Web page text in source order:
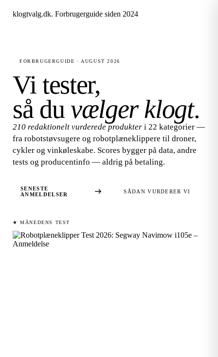
klogtvalg.dk. Forbrugerguide siden 2024
FORBRUGERGUIDE · AUGUST 2026
Vi tester,
så du vælger klogt.
210 redaktionelt vurderede produkter i 22 kategorier —
fra robotstøvsugere og robotplæneklippere til droner,
cykler og vinkøleskabe. Scores bygger på data, andre
tests og producentinfo — aldrig på betaling.
SENESTE
ANMELDELSER
SÅDAN VURDERER VI
★ MÅNEDENS TEST